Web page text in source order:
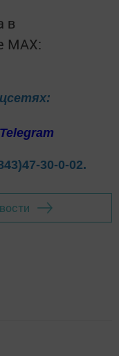
в
MАХ:
Telegram
30-0-02.